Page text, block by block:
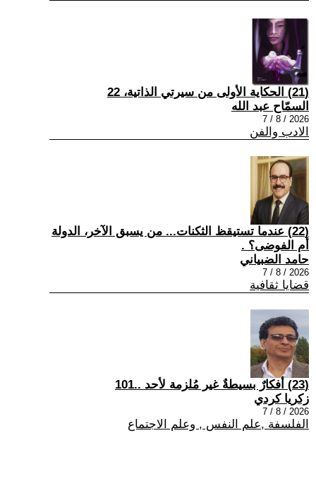
(21) الحكاية الأولى من سيرتي الذاتية، 22
السمّاح عبد الله
2026 / 8 / 7
الادب والفن
(22) عندما تستيقظ الثكنات... من يسبق الآخر، الدولة
أم الفوضى؟ .
حامد الضبياني
2026 / 8 / 7
قضايا ثقافية
(23) أفكارٌ بسيطةٌ غير مُلزمة لأحد ..101
زكريا كردي
2026 / 8 / 7
الفلسفة ,علم النفس , وعلم الاجتماع